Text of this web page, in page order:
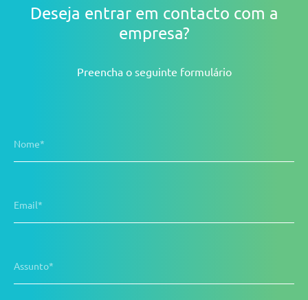
Deseja entrar em contacto com a
empresa?
Preencha o seguinte formulário
Nome*
Email*
Assunto*